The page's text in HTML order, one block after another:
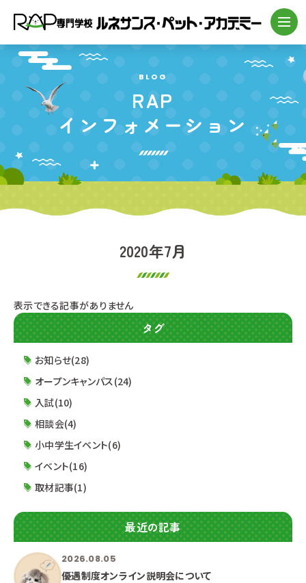
BLOG
RAP
インフォメーション
2020年7月
表示できる記事がありません
タグ
お知らせ(28)
オープンキャンパス(24)
入試(10)
相談会(4)
小中学生イベント(6)
イベント(16)
取材記事(1)
最近の記事
2026.08.05
優遇制度オンライン説明会について